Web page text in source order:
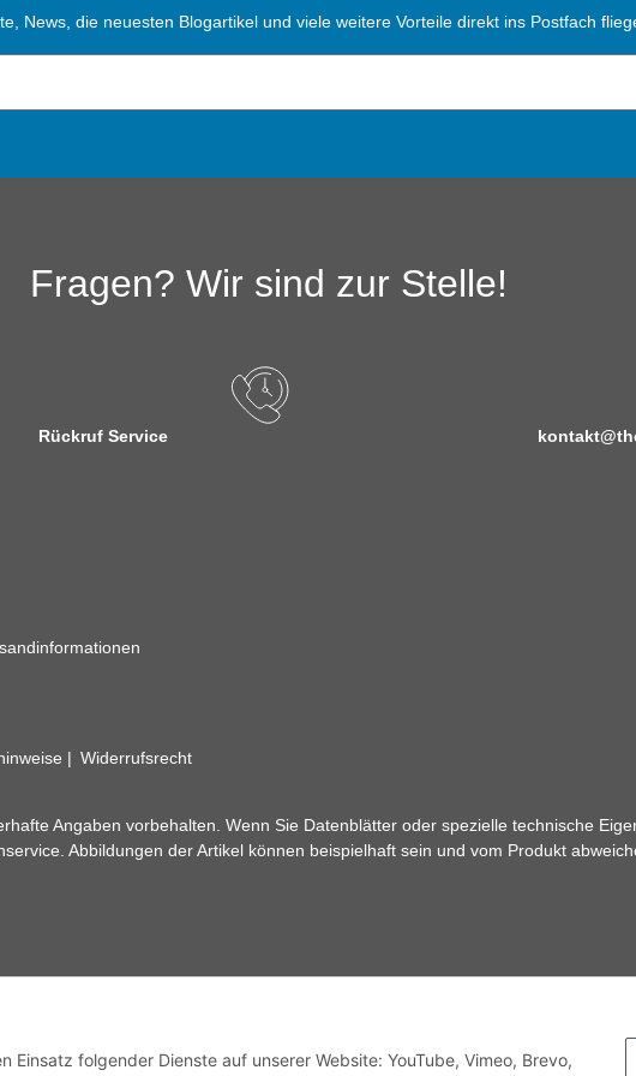
Einsatz folgender Dienste auf unserer Website: YouTube, Vimeo, Brevo,
News, die neuesten Blogartikel und viele weitere Vorteile direkt ins Postfach
Fragen? Wir sind zur Stelle!
Rückruf Service
Widerrufsrecht
Angaben vorbehalten. Wenn Sie Datenblätter oder spezielle technische
Abbildungen der Artikel können beispielhaft sein und vom Produkt